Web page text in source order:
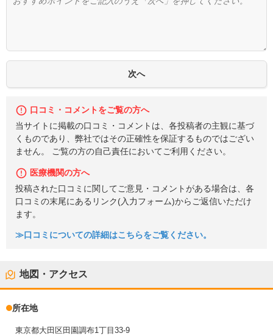
口コミ・コメントをご覧の方へ
当サイトに掲載の口コミ・コメントは、各投稿者の主観に基づ
くものであり、弊社ではその正確性を保証するものではござい
ません。 ご覧の方の自己責任においてご利用ください。
医療機関の方へ
投稿された口コミに関してご意見・コメントがある場合は、各
口コミの末尾にあるリンク(入力フォーム)からご返信いただけ
ます。
≫口コミについての詳細はこちらをご覧ください。
地図・アクセス
所在地
東京都大田区田園調布1丁目33-9